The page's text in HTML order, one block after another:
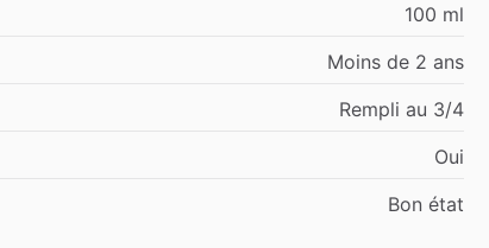
100 ml
Moins de 2 ans
Rempli au 3/4
Oui
Bon état